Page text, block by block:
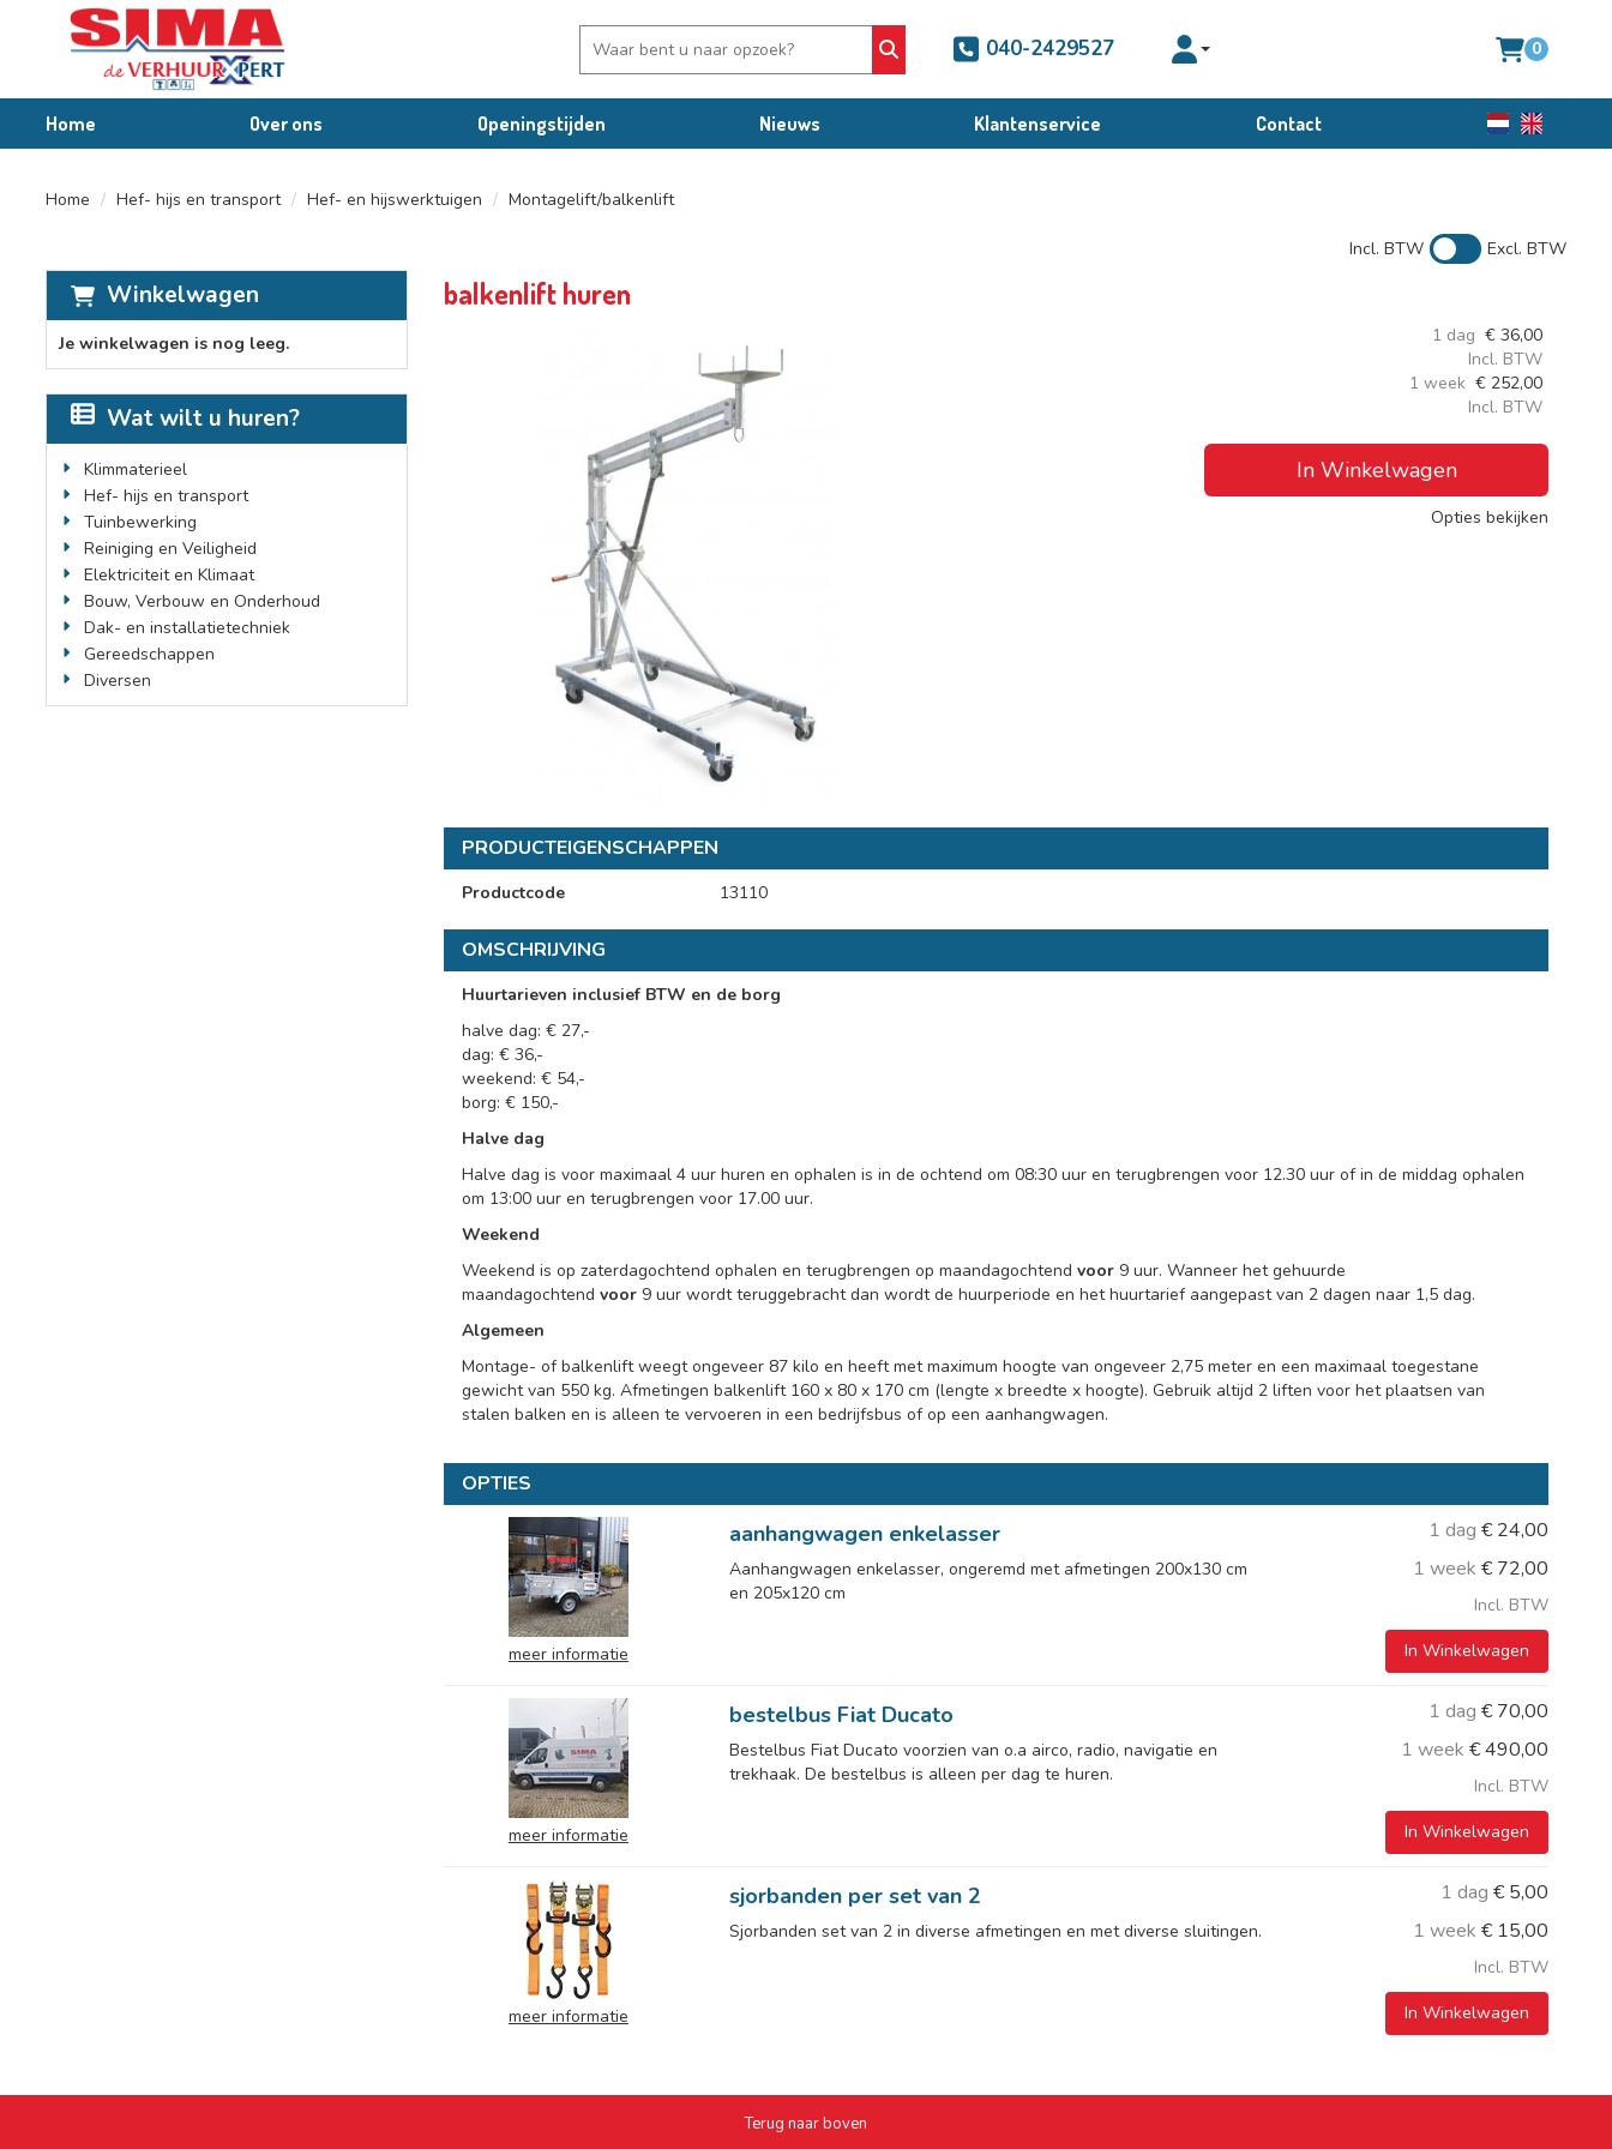
040-2429527 Toggle account dropdown 0
Home Over ons Openingstijden Nieuws Klantenservice Contact Nederlands
English
Home Hef- hijs en transport Hef- en hijswerktuigen Montagelift/balkenlift
Incl. BTW Excl. BTW
Winkelwagen
Je winkelwagen is nog leeg.
Wat wilt u huren?
Klimmaterieel
Hef- hijs en transport
Tuinbewerking
Reiniging en Veiligheid
Elektriciteit en Klimaat
Bouw, Verbouw en Onderhoud
Dak- en installatietechniek
Gereedschappen
Diversen
balkenlift huren
1 dag € 36,00
Incl. BTW
1 week € 252,00
Incl. BTW
In Winkelwagen
Opties bekijken
PRODUCTEIGENSCHAPPEN
Productcode 13110
OMSCHRIJVING
Huurtarieven inclusief BTW en de borg
halve dag: € 27,-
dag: € 36,-
weekend: € 54,-
borg: € 150,-
Halve dag
Halve dag is voor maximaal 4 uur huren en ophalen is in de ochtend om 08:30 uur en terugbrengen voor 12.30 uur of in de middag ophalen
om 13:00 uur en terugbrengen voor 17.00 uur.
Weekend
Weekend is op zaterdagochtend ophalen en terugbrengen op maandagochtend voor 9 uur. Wanneer het gehuurde
maandagochtend voor 9 uur wordt teruggebracht dan wordt de huurperiode en het huurtarief aangepast van 2 dagen naar 1,5 dag.
Algemeen
Montage- of balkenlift weegt ongeveer 87 kilo en heeft met maximum hoogte van ongeveer 2,75 meter en een maximaal toegestane
gewicht van 550 kg. Afmetingen balkenlift 160 x 80 x 170 cm (lengte x breedte x hoogte). Gebruik altijd 2 liften voor het plaatsen van
stalen balken en is alleen te vervoeren in een bedrijfsbus of op een aanhangwagen.
OPTIES
meer informatie
1 dag € 24,00
1 week € 72,00
Incl. BTW
In Winkelwagen
aanhangwagen enkelasser
Aanhangwagen enkelasser, ongeremd met afmetingen 200x130 cm
en 205x120 cm
meer informatie
1 dag € 70,00
1 week €490,00
Incl. BTW
In Winkelwagen
bestelbus Fiat Ducato
Bestelbus Fiat Ducato voorzien van o.a airco, radio, navigatie en
trekhaak. De bestelbus is alleen per dag te huren.
meer informatie
1 dag € 5,00
1 week € 15,00
Incl. BTW
In Winkelwagen
sjorbanden per set van 2
Sjorbanden set van 2 in diverse afmetingen en met diverse sluitingen.
Terug naar boven